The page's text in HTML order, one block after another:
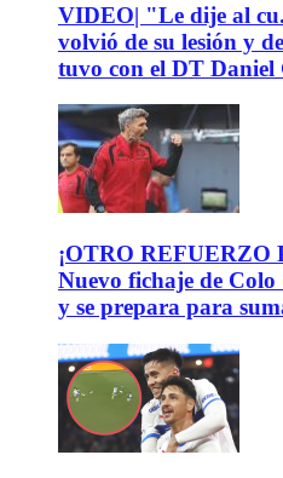
VIDEO| "Le dije al
volvió de su lesión y
tuvo con el DT Daniel
¡OTRO REFUERZO
Nuevo fichaje de
y se prepara para